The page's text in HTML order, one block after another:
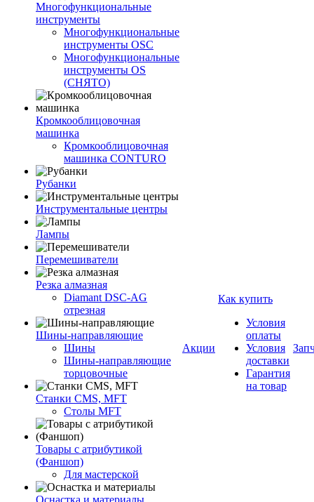
Многофункциональные
инструменты
Многофункциональные
инструменты OSC
Многофункциональные
инструменты OS
(СНЯТО)
Кромкооблицовочная
машинка
Кромкооблицовочная
машинка CONTURO
Рубанки
Инструментальные центры
Лампы
Перемешиватели
Резка алмазная
Diamant DSC-AG
отрезная
Шины-направляющие
Шины
Шины-направляющие
торцовочные
Станки CMS, MFT
Столы MFT
Товары с атрибутикой
(Фаншоп)
Для мастерской
Оснастка и материалы
Акции
Как купить
Условия
оплаты
Условия
доставки
Гарантия
на товар